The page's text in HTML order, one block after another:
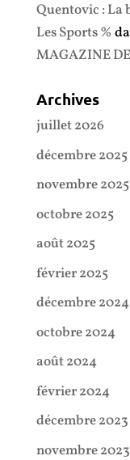
Quentovic : La
Les Sports %
MAGAZINE
Archives
juillet 2026
décembre 2025
novembre 2025
octobre 2025
août 2025
février 2025
décembre 2024
octobre 2024
août 2024
février 2024
décembre 2023
novembre 2023